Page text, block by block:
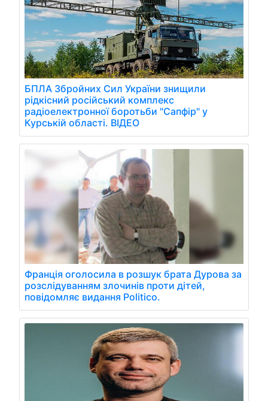
БПЛА Збройних Сил України знищили
рідкісний російський комплекс
радіоелектронної боротьби "Сапфір" у
Курській області. ВІДЕО
Франція оголосила в розшук брата Дурова за
розслідуванням злочинів проти дітей,
повідомляє видання Politico.